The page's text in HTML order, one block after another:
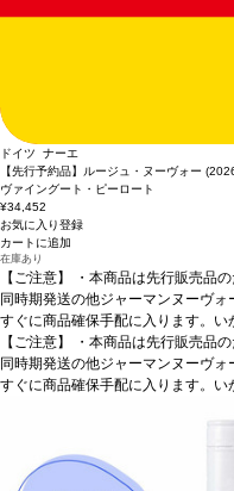
ドイツ ナーエ
【先行予約品】ルージュ・ヌーヴォー
ヴァイングート・ピーロート
¥34,452
お気に入り登録
カートに追加
在庫あり
【ご注意】
・本商品は先行販売品
同時期発送の他ジャーマンヌーヴ
すぐに商品確保手配に入ります。
承っておりません。 ・手配完了後
れますが、出荷は配送予定日に準
ます。 ・お届け先1件につき送料
【ご注意】
・本商品は先行販売品
同時期発送の他ジャーマンヌーヴ
すぐに商品確保手配に入ります。
ます。 ・お届け先1件につき送料
ご利用いただけません。 ・クール